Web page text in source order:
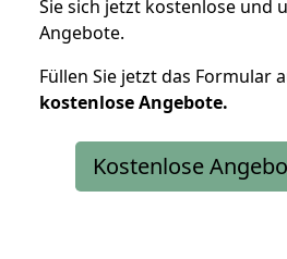
Sie sich jetzt kostenlose und
Angebote.
Füllen Sie jetzt das Formular
kostenloseAngebote.
Kostenlose